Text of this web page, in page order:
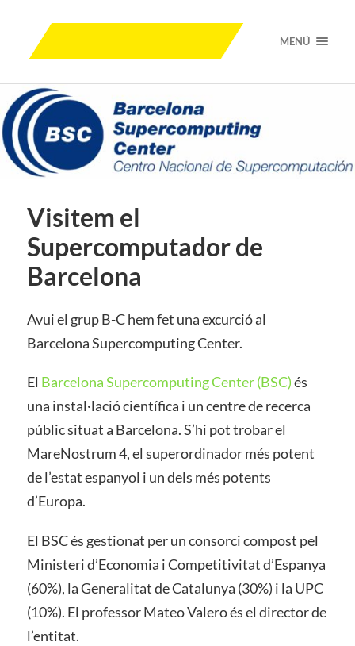
MENÚ
Visitem el
Supercomputador de
Barcelona
Avui el grup B-C hem fet una excurció al
Barcelona Supercomputing Center.
El Barcelona Supercomputing Center (BSC)és
una instal·lació científica i un centre de recerca
públic situat a Barcelona. S’hi pot trobar el
MareNostrum 4, el superordinador més potent
de l’estat espanyol i un dels més potents
d’Europa.
El BSC és gestionat per un consorci compost pel
Ministeri d’Economia i Competitivitat d’Espanya
(60%), la Generalitat de Catalunya (30%) i la UPC
(10%). El professor Mateo Valero és el director de
l’entitat.